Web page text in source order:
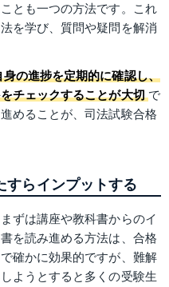
とも一つの方法です。これ
を学び、質問や疑問を解消
身の進捗を定期的に確認し、
チェックすることが大切 で
めることが、司法試験合格
すらインプットする
ずは講座や教科書からのイ
を読み進める方法は、合格
確かに効果的ですが、難解
ようとすると多くの受験生